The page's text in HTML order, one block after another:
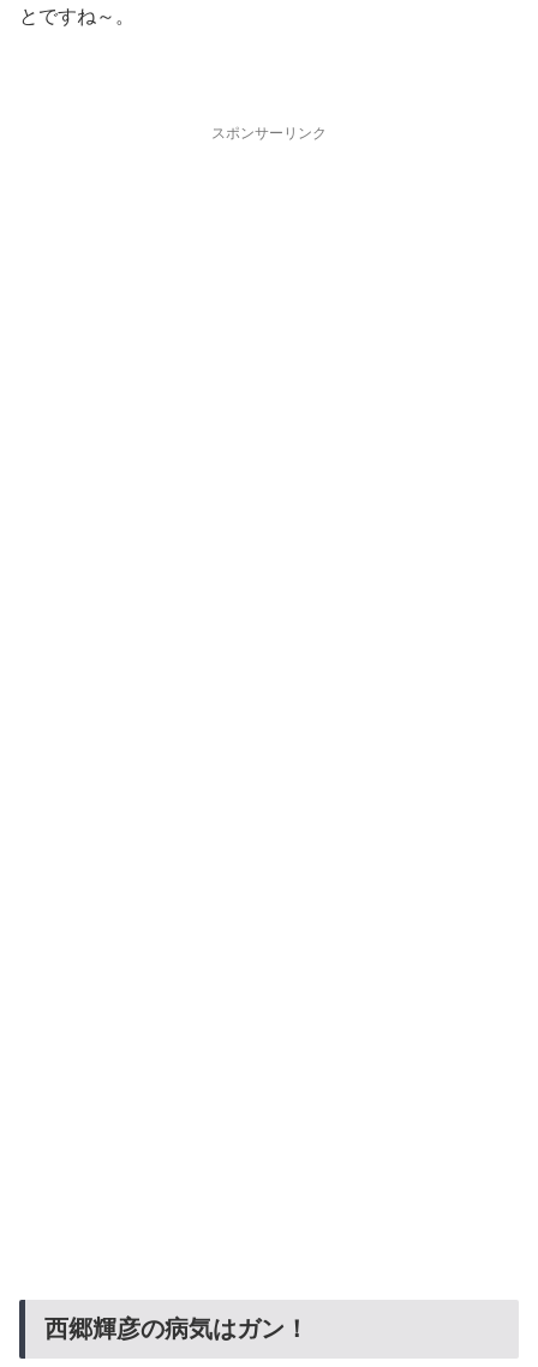
とですね～。
スポンサーリンク
西郷輝彦の病気はガン！